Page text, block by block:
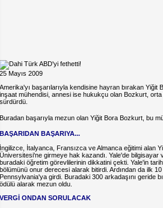
25 Mayıs 2009
Amerika'yı başarılarıyla kendisine hayran bırakan
inşaat mühendisi, annesi ise hukukçu olan Bozkurt,
sürdürdü.
Buradan başarıyla mezun olan Yiğit Bora Bozkurt, bu
BAŞARIDAN BAŞARIYA...
İngilizce, İtalyanca, Fransızca ve Almanca eğitimi alan
Üniversitesi'ne girmeye hak kazandı. Yale'de
buradaki öğretim görevlilerinin dikkatini çekti. Yale'in
bölümünü onur derecesi alarak bitirdi. Ardından da ilk
Pennsylvania'ya girdi. Buradaki 300 arkadaşını geride
ödülü alarak mezun oldu.
VERGİ ONDAN SORULACAK